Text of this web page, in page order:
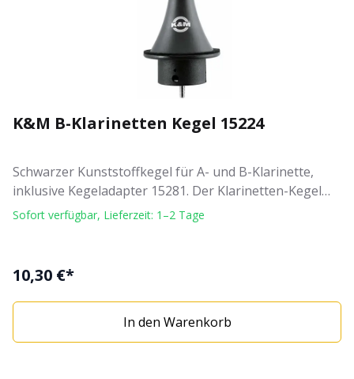
K&M B-Klarinetten Kegel 15224
Schwarzer Kunststoffkegel für A- und B-Klarinette,
inklusive Kegeladapter 15281. Der Klarinetten-Kegel
15224 ist aufschraubbar auf Kegelhalter
ringförmigen Filzauflage zum Schutz des
Klarinettenbechers versehen. Eigenschaften 'K&M
Klarinettenkegel': Farbe: schwarz inklusive
Kegeladapter 15281 mit Filzring Gewicht: 0,1 kg
Material: Kunststoff passend für A- und B-Klarinetten
Sofort verfügbar, Lieferzeit: 1–2 Tage
10,30 €*
In den Warenkorb